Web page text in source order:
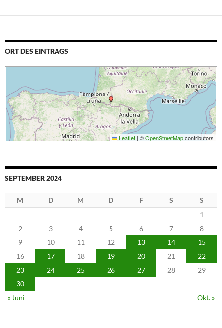
ORT DES EINTRAGS
Leaflet | ©OpenStreetMapcontributors
SEPTEMBER 2024
M D M D F S
S
1
2
3 4 5 6 7
8
9
10 11 12 13 14
15
16
17 18 19 20 21
22
23
24 25 26 27 28
29
30
« Juni
Okt. »